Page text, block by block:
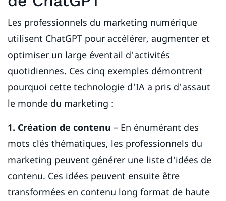
Les professionnels du marketing numérique
utilisent ChatGPT pour accélérer, augmenter et
optimiser un large éventail d'activités
quotidiennes. Ces cinq exemples démontrent
pourquoi cette technologie d'IA a pris d'assaut
le monde du marketing :
1. Création de contenu – En énumérant des
mots clés thématiques, les professionnels du
marketing peuvent générer une liste d'idées de
contenu. Ces idées peuvent ensuite être
transformées en contenu long format de haute